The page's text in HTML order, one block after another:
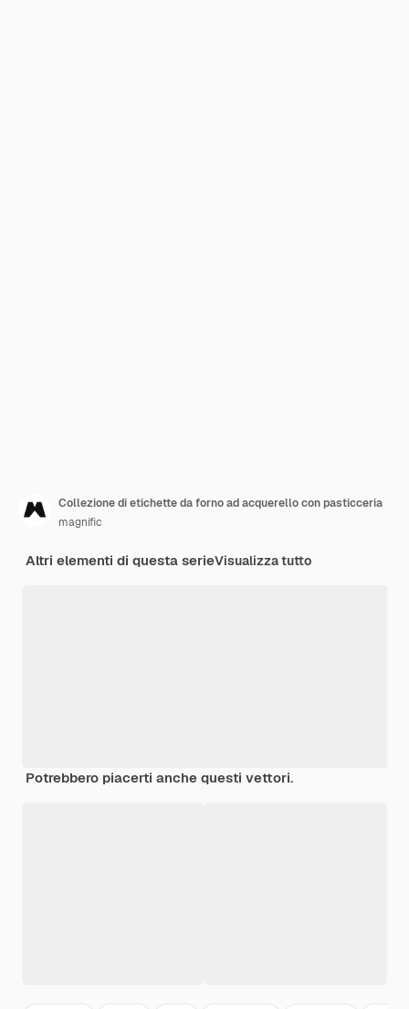
Collezione di etichette da forno ad acquerello con pasticceria
magnific
Altri elementi di questa serieVisualizza tutto
Potrebbero piacerti anche questi vettori.